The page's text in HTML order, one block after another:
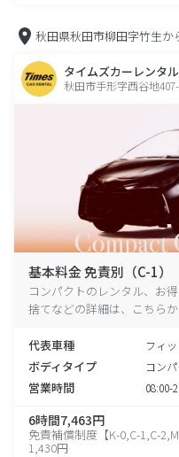
秋田県秋田市柳田字竹生か
タイムズカーレンタ
秋田市手形字西谷地
基本料金 免責別（C-1）
コンパクトのレンタル、お
捨てなどの詳細は、こちら
代表車種 フィ
ボディタイプ コン
営業時間 08:00-
6時間7,463円
免責補償制度【K-0,C-1,C-
1,430円